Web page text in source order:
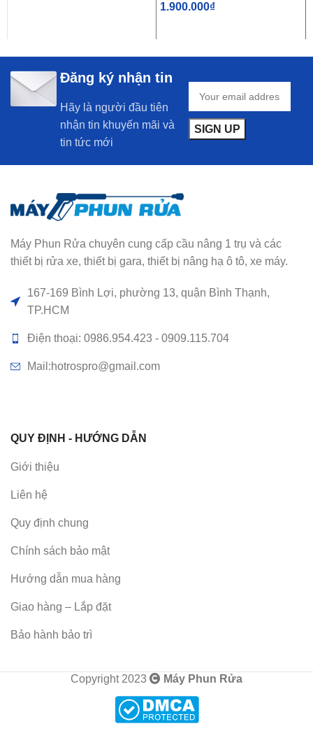
1.900.000₫
Đăng ký nhận tin
Hãy là người đầu tiên
nhận tin khuyến mãi và
tin tức mới
Máy Phun Rửa chuyên cung cấp cầu nâng 1 trụ và các
thiết bị rửa xe, thiết bị gara, thiết bị nâng hạ ô tô, xe máy.
167-169 Bình Lợi, phường 13, quận Bình Thạnh,
TP.HCM
Điện thoại: 0986.954.423 - 0909.115.704
Mail:hotrospro@gmail.com
QUY ĐỊNH - HƯỚNG DẪN
Giới thiệu
Liên hệ
Quy định chung
Chính sách bảo mật
Hướng dẫn mua hàng
Giao hàng – Lắp đặt
Bảo hành bảo trì
Copyright 2023 Máy Phun Rửa